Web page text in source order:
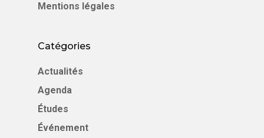
Mentions légales
Catégories
Actualités
Agenda
Études
Événement